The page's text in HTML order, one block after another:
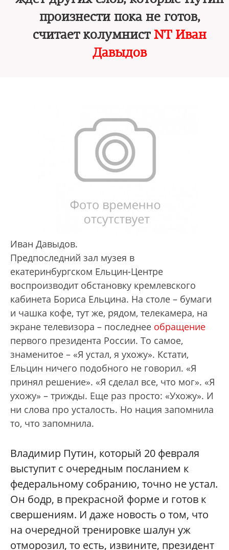
произнести пока не готов,
считает колумнист NT Иван
Давыдов
Иван Давыдов.
Предпоследний зал музея в
екатеринбургском Ельцин-Центре
воспроизводит обстановку кремлевского
кабинета Бориса Ельцина. На столе – бумаги
и чашка кофе, тут же, рядом, телекамера, на
экране телевизора – последнее обращение
первого президента России. То самое,
знаменитое – «Я устал, я ухожу». Кстати,
Ельцин ничего подобного не говорил. «Я
принял решение». «Я сделал все, что мог». «Я
ухожу» – трижды. Еще раз просто: «Ухожу». И
ни слова про усталость. Но нация запомнила
то, что запомнила.
Владимир Путин, который 20 февраля
выступит с очередным посланием к
федеральному собранию, точно не устал.
Он бодр, в прекрасной форме и готов к
свершениям. И даже новость о том, что
на очередной тренировке шалун уж
отморозил, то есть, извините, президент